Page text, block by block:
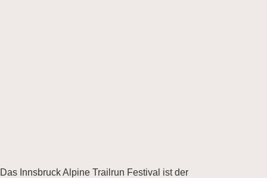
Das Innsbruck Alpine Trailrun Festival ist der